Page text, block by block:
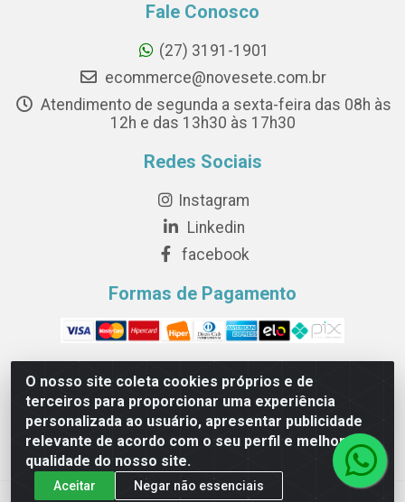
O nosso site coleta cookies próprios e de
terceiros para proporcionar uma experiência
personalizada ao usuário, apresentar publicidade
relevante de acordo com o seu perfil e melhorar a
qualidade do nosso site.
Aceitar Negar não essenciais
Fale Conosco
(27) 3191-1901
ecommerce@novesete.com.br
Atendimento de segunda a sexta-feira das 08h às
12h e das 13h30 às 17h30
Redes Sociais
Instagram
Linkedin
facebook
Formas de Pagamento
Novesete Distribuidora LTDA - Avenida Setecentos, S/N,
Terminal Intermodal da Serra, Serra/ES - CEP 29161-414 -
CNPJ 29.479.604/0001-44